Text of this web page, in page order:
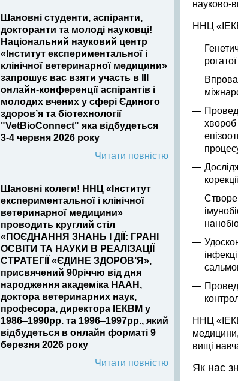
науково-
ННЦ
хвороб
ННЦ
вищі
Як нас
Шановні студенти, аспіранти,
докторанти та молоді науковці!
Національний науковий центр
«Інститут експериментальної і
клінічної ветеринарної медицини»
запрошує вас взяти участь в III
онлайн-конференції аспірантів і
молодих вчених у сфері Єдиного
здоров’я та біотехнології
"VetBioConnect" яка відбудеться
3-4 червня 2026 року
Читати повністю
Шановні колеги! ННЦ «Інститут
експериментальної і клінічної
ветеринарної медицини»
проводить круглий стіл
«ПОЄДНАННЯ ЗНАНЬ І ДІЇ: ГРАНІ
ОСВІТИ ТА НАУКИ В РЕАЛІЗАЦІЇ
СТРАТЕГІЇ «ЄДИНЕ ЗДОРОВ’Я»,
присвячений 90річчю від дня
народження академіка НААН,
доктора ветеринарних наук,
професора, директора ІЕКВМ у
1986‒1990рр. та 1996‒1997рр., який
відбудеться в онлайн форматі 9
березня 2026 року
Читати повністю